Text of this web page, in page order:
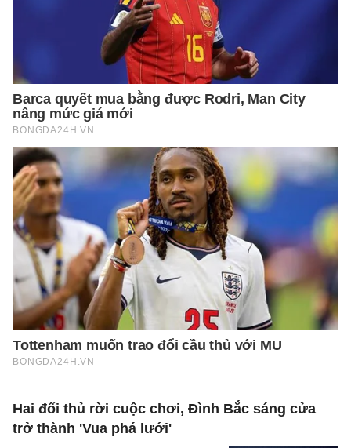
Hai đối thủ rời cuộc chơi, Đình Bắc sáng cửa
trở thành 'Vua phá lưới'